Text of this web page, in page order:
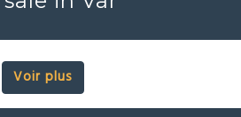
Voir plus